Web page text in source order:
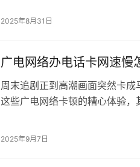
大关键维度，带你避开所有消
2025年8月31日
广电网络办电话卡网速慢
周末追剧正到高潮画面突然卡
这些广电网络卡顿的糟心体验
破解网速迷思。 一、基础排查
2025年9月7日